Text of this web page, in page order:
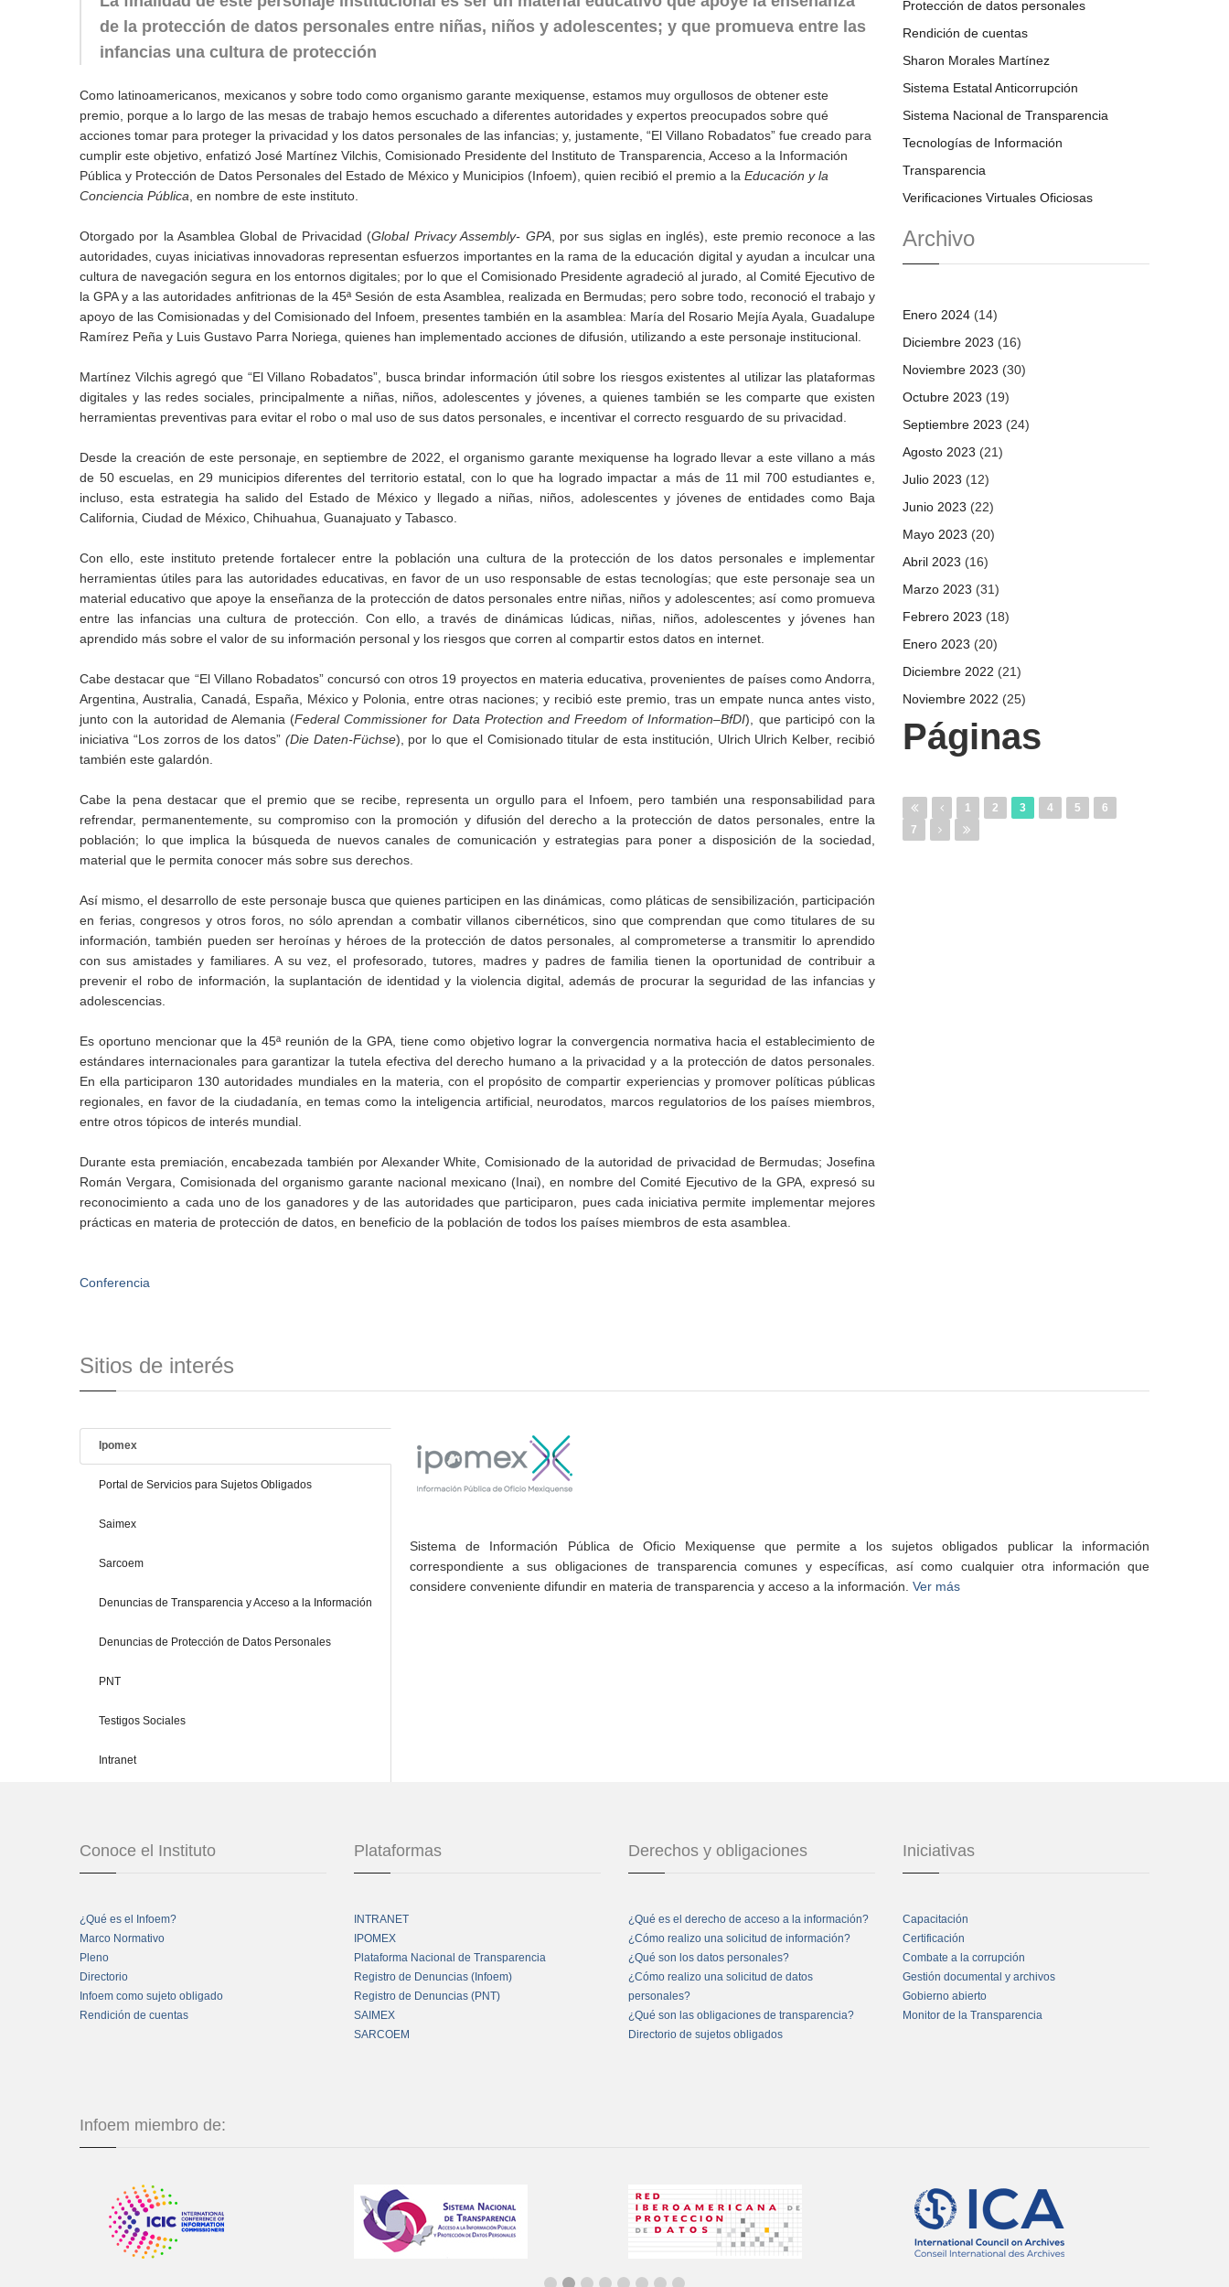
de la protección de datos personales entre niñas, niños y adolescentes; y que promueva entre las
infancias una cultura de protección
Como latinoamericanos, mexicanos y sobre todo como organismo garante mexiquense, estamos muy orgullosos de obtener este
premio, porque a lo largo de las mesas de trabajo hemos escuchado a diferentes autoridades y expertos preocupados sobre qué
acciones tomar para proteger la privacidad y los datos personales de las infancias; y, justamente, “El Villano Robadatos” fue creado para
cumplir este objetivo, enfatizó José Martínez Vilchis, Comisionado Presidente del Instituto de Transparencia, Acceso a la Información
Pública y Protección de Datos Personales del Estado de México y Municipios (Infoem), quien recibió el premio a la Educación y la
Conciencia Pública , en nombre de este instituto.
Otorgado por la Asamblea Global de Privacidad (Global Privacy Assembly- GPA, por sus siglas en inglés), este premio reconoce a las
autoridades, cuyas iniciativas innovadoras representan esfuerzos importantes en la rama de la educación digital y ayudan a inculcar una
cultura de navegación segura en los entornos digitales; por lo que el Comisionado Presidente agradeció al jurado, al Comité Ejecutivo de
la GPA y a las autoridades anfitrionas de la 45ª Sesión de esta Asamblea, realizada en Bermudas; pero sobre todo, reconoció el trabajo y
apoyo de las Comisionadas y del Comisionado del Infoem, presentes también en la asamblea: María del Rosario Mejía Ayala, Guadalupe
Ramírez Peña y Luis Gustavo Parra Noriega, quienes han implementado acciones de difusión, utilizando a este personaje institucional.
Martínez Vilchis agregó que “El Villano Robadatos”, busca brindar información útil sobre los riesgos existentes al utilizar las plataformas
digitales y las redes sociales, principalmente a niñas, niños, adolescentes y jóvenes, a quienes también se les comparte que existen
herramientas preventivas para evitar el robo o mal uso de sus datos personales, e incentivar el correcto resguardo de su privacidad.
Desde la creación de este personaje, en septiembre de 2022, el organismo garante mexiquense ha logrado llevar a este villano a más
de 50 escuelas, en 29 municipios diferentes del territorio estatal, con lo que ha logrado impactar a más de 11 mil 700 estudiantes e,
incluso, esta estrategia ha salido del Estado de México y llegado a niñas, niños, adolescentes y jóvenes de entidades como Baja
California, Ciudad de México, Chihuahua, Guanajuato y Tabasco.
Con ello, este instituto pretende fortalecer entre la población una cultura de la protección de los datos personales e implementar
herramientas útiles para las autoridades educativas, en favor de un uso responsable de estas tecnologías; que este personaje sea un
material educativo que apoye la enseñanza de la protección de datos personales entre niñas, niños y adolescentes; así como promueva
entre las infancias una cultura de protección. Con ello, a través de dinámicas lúdicas, niñas, niños, adolescentes y jóvenes han
aprendido más sobre el valor de su información personal y los riesgos que corren al compartir estos datos en internet.
Cabe destacar que “El Villano Robadatos” concursó con otros 19 proyectos en materia educativa, provenientes de países como Andorra,
Argentina, Australia, Canadá, España, México y Polonia, entre otras naciones; y recibió este premio, tras un empate nunca antes visto,
junto con la autoridad de Alemania (Federal Commissioner for Data Protection and Freedom of Information–BfDI), que participó con la
iniciativa “Los zorros de los datos” (Die Daten-Füchse), por lo que el Comisionado titular de esta institución, Ulrich Ulrich Kelber, recibió
también este galardón.
Cabe la pena destacar que el premio que se recibe, representa un orgullo para el Infoem, pero también una responsabilidad para
refrendar, permanentemente, su compromiso con la promoción y difusión del derecho a la protección de datos personales, entre la
población; lo que implica la búsqueda de nuevos canales de comunicación y estrategias para poner a disposición de la sociedad,
material que le permita conocer más sobre sus derechos.
Así mismo, el desarrollo de este personaje busca que quienes participen en las dinámicas, como pláticas de sensibilización, participación
en ferias, congresos y otros foros, no sólo aprendan a combatir villanos cibernéticos, sino que comprendan que como titulares de su
información, también pueden ser heroínas y héroes de la protección de datos personales, al comprometerse a transmitir lo aprendido
con sus amistades y familiares. A su vez, el profesorado, tutores, madres y padres de familia tienen la oportunidad de contribuir a
prevenir el robo de información, la suplantación de identidad y la violencia digital, además de procurar la seguridad de las infancias y
adolescencias.
Es oportuno mencionar que la 45ª reunión de la GPA, tiene como objetivo lograr la convergencia normativa hacia el establecimiento de
estándares internacionales para garantizar la tutela efectiva del derecho humano a la privacidad y a la protección de datos personales.
En ella participaron 130 autoridades mundiales en la materia, con el propósito de compartir experiencias y promover políticas públicas
regionales, en favor de la ciudadanía, en temas como la inteligencia artificial, neurodatos, marcos regulatorios de los países miembros,
entre otros tópicos de interés mundial.
Durante esta premiación, encabezada también por Alexander White, Comisionado de la autoridad de privacidad de Bermudas; Josefina
Román Vergara, Comisionada del organismo garante nacional mexicano (Inai), en nombre del Comité Ejecutivo de la GPA, expresó su
reconocimiento a cada uno de los ganadores y de las autoridades que participaron, pues cada iniciativa permite implementar mejores
prácticas en materia de protección de datos, en beneficio de la población de todos los países miembros de esta asamblea.
Conferencia
Protección de datos personales
Rendición de cuentas
Sharon Morales Martínez
Sistema Estatal Anticorrupción
Sistema Nacional de Transparencia
Tecnologías de Información
Transparencia
Verificaciones Virtuales Oficiosas
Archivo
Enero 2024 (14)
Diciembre 2023 (16)
Noviembre 2023 (30)
Octubre 2023 (19)
Septiembre 2023 (24)
Agosto 2023 (21)
Julio 2023 (12)
Junio 2023 (22)
Mayo 2023 (20)
Abril 2023 (16)
Marzo 2023 (31)
Febrero 2023 (18)
Enero 2023 (20)
Diciembre 2022 (21)
Noviembre 2022 (25)
Páginas
1 2 3 4 5
6
7
Sitios de interés
Ipomex
Portal de Servicios para Sujetos Obligados
Saimex
Sarcoem
Denuncias de Transparencia y Acceso a la Información
Denuncias de Protección de Datos Personales
PNT
Testigos Sociales
Intranet
Sistema de Información Pública de Oficio Mexiquense que permite a los sujetos obligados publicar la información
correspondiente a sus obligaciones de transparencia comunes y específicas, así como cualquier otra información que
considere conveniente difundir en materia de transparencia y acceso a la información. Ver más
Conoce el Instituto
¿Qué es el Infoem?
Marco Normativo
Pleno
Directorio
Infoem como sujeto obligado
Rendición de cuentas
Plataformas
INTRANET
IPOMEX
Plataforma Nacional de Transparencia
Registro de Denuncias (Infoem)
Registro de Denuncias (PNT)
SAIMEX
SARCOEM
Derechos y obligaciones
¿Qué es el derecho de acceso a la información?
¿Cómo realizo una solicitud de información?
¿Qué son los datos personales?
¿Cómo realizo una solicitud de datos
personales?
¿Qué son las obligaciones de transparencia?
Directorio de sujetos obligados
Iniciativas
Capacitación
Certificación
Combate a la corrupción
Gestión documental y archivos
Gobierno abierto
Monitor de la Transparencia
Infoem miembro de: